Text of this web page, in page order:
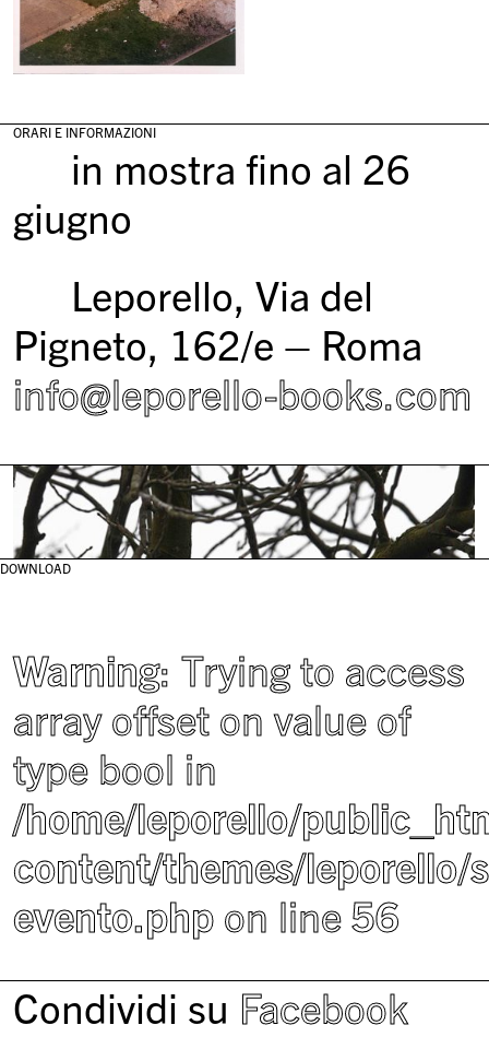
ORARI E INFORMAZIONI
in mostra fino al 26
giugno
Leporello, Via del
Pigneto, 162/e – Roma
info@leporello-books.com
DOWNLOAD
Warning: Trying to access
array offset on value of
type bool in
/home/leporello/
content/themes/leporello/
evento.php on line56
Condividi su Facebook